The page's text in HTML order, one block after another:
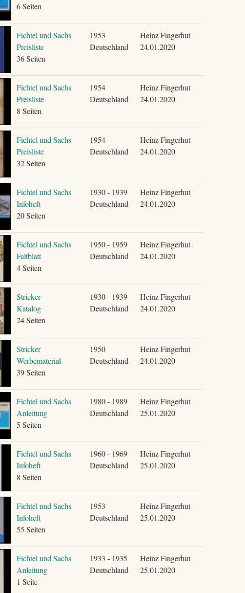
6 Seiten
Fichtel und Sachs
Preisliste
36 Seiten
1953
Deutschland
Heinz Fingerhut
24.01.2020
Fichtel und Sachs
Preisliste
8 Seiten
1954
Deutschland
Heinz Fingerhut
24.01.2020
Fichtel und Sachs
Preisliste
32 Seiten
1954
Deutschland
Heinz Fingerhut
24.01.2020
Fichtel und Sachs
Infoheft
20 Seiten
1930 - 1939
Deutschland
Heinz Fingerhut
24.01.2020
Fichtel und Sachs
Faltblatt
4 Seiten
1950 - 1959
Deutschland
Heinz Fingerhut
24.01.2020
Stricker
Katalog
24 Seiten
1930 - 1939
Deutschland
Heinz Fingerhut
24.01.2020
Stricker
Werbematerial
39 Seiten
1950
Deutschland
Heinz Fingerhut
24.01.2020
Fichtel und Sachs
Anleitung
5 Seiten
1980 - 1989
Deutschland
Heinz Fingerhut
25.01.2020
Fichtel und Sachs
Infoheft
8 Seiten
1960 - 1969
Deutschland
Heinz Fingerhut
25.01.2020
Fichtel und Sachs
Infoheft
55 Seiten
1953
Deutschland
Heinz Fingerhut
25.01.2020
Fichtel und Sachs
Anleitung
1 Seite
1933 - 1935
Deutschland
Heinz Fingerhut
25.01.2020